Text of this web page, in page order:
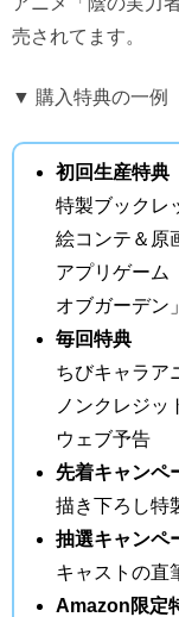
売されてます。
▼ 購入特典の一例
初回生産特典
特製ブックレ
絵コンテ＆原
アプリゲーム
オブガーデン
毎回特典
ちびキャラア
ノンクレジッ
ウェブ予告
先着キャンペ
描き下ろし特
抽選キャンペ
キャストの直
Amazon限定